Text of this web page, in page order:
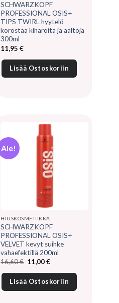
SCHWARZKOPF
PROFESSIONAL OSIS+
TIPS TWIRL hyytelö
korostaa kiharoita ja aaltoja
300ml
11,95€
Lisää Ostoskoriin
Ale!
HIUSKOSMETIIKKA
SCHWARZKOPF
PROFESSIONAL OSIS+
VELVET kevyt suihke
vahaefektillä 200ml
16,60€ Alkuperäinen
hinta
oli:
16,60 €.
11,00€Nykyinen
on:
11,00 €.
Lisää Ostoskoriin